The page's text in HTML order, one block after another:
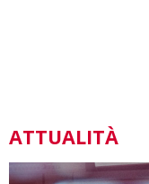
ATTUALITÀ